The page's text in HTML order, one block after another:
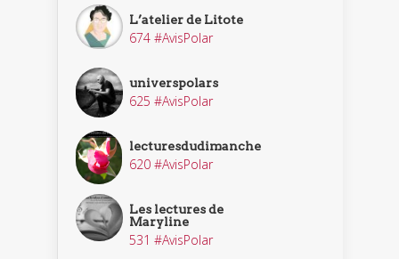
L’atelier de Litote
674 #AvisPolar
universpolars
625 #AvisPolar
lecturesdudimanche
620 #AvisPolar
Les lectures de
Maryline
531 #AvisPolar